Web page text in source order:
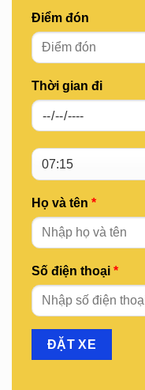
Điểm đón
Thời gian đi
Họ và tên *
Số điện thoại *